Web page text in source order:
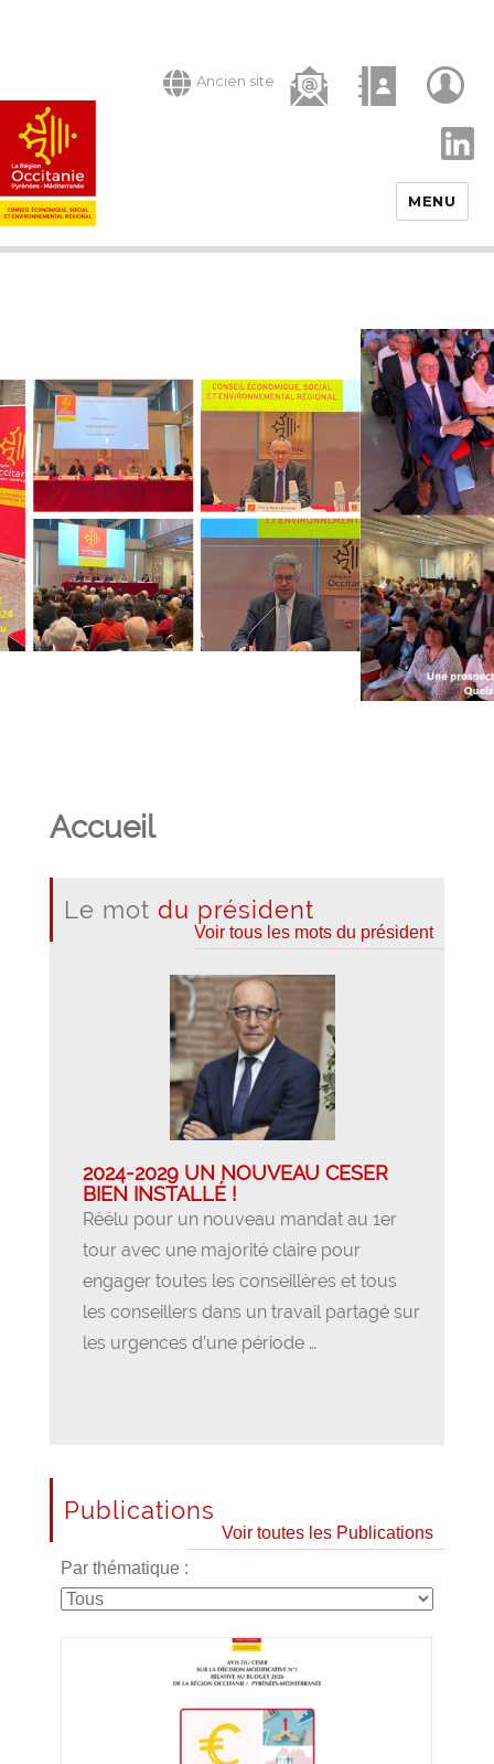
Ancien site
MENU
Accueil
Le mot du président
Voir tous les mots du président
2024-2029 UN NOUVEAU CESER
BIEN INSTALLÉ !
Réélu pour un nouveau mandat au 1er
tour avec une majorité claire pour
engager toutes les conseillères et tous
les conseillers dans un travail partagé sur
les urgences d’une période …
Publications
Voir toutes les Publications
Par thématique :